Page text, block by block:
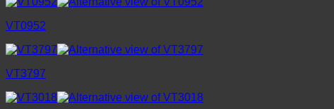
VT0952
VT3797